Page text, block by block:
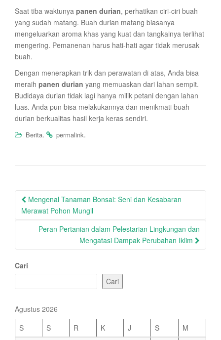
Saat tiba waktunya panen durian, perhatikan ciri-ciri buah
yang sudah matang. Buah durian matang biasanya
mengeluarkan aroma khas yang kuat dan tangkainya terlihat
mengering. Pemanenan harus hati-hati agar tidak merusak
buah.
Dengan menerapkan trik dan perawatan di atas, Anda bisa
meraih panen durian yang memuaskan dari lahan sempit.
Budidaya durian tidak lagi hanya milik petani dengan lahan
luas. Anda pun bisa melakukannya dan menikmati buah
durian berkualitas hasil kerja keras sendiri.
Berita. permalink.
Post
navigation
Mengenal Tanaman Bonsai: Seni dan Kesabaran
Merawat Pohon Mungil
Peran Pertanian dalam Pelestarian Lingkungan dan
Mengatasi Dampak Perubahan Iklim
Cari
Cari
Agustus 2026
S
S R K J S
M